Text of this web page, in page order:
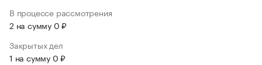
В процессе рассмотрения
2 на сумму 0 ₽
Закрытых дел
1 на сумму 0 ₽